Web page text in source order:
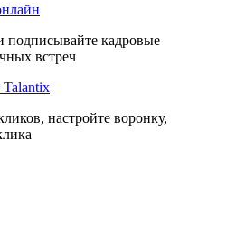
подписывайте кадровые
встреч
Talantix
настройте воронку,